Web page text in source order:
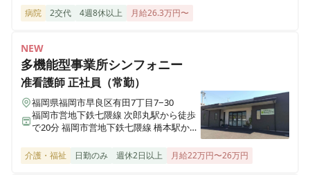
正看護師
《2交代》地域包括ケア病棟【有給消化率100%★産休・
育休後の復職率100％★残業ほぼなし】スタッフが明る
く活気溢れる急性期病院です♪
《2交代》急性期病棟【有給消化率100%★産休・育休後
病院 2交代 4週8休以上 月給26.3万円〜
NEW
多機能型事業所シンフォニー
准看護師正社員（常勤）
福岡県福岡市早良区有田7丁目7−30
福岡市営地下鉄七隈線 次郎丸駅から徒歩
で20分 福岡市営地下鉄七隈線 橋本駅から
介護・福祉 日勤のみ 週休2日以上 月給22万円〜26万円